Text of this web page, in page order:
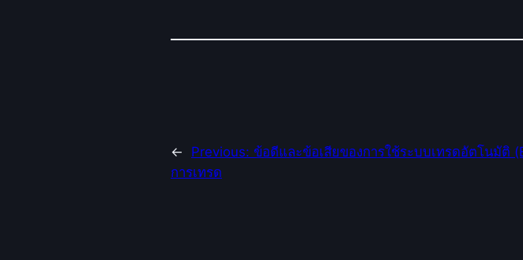
← Previous: ข้อดีและข้อเสียของการใช้ระบบเทรดอัตโนมัติ
การเทรด